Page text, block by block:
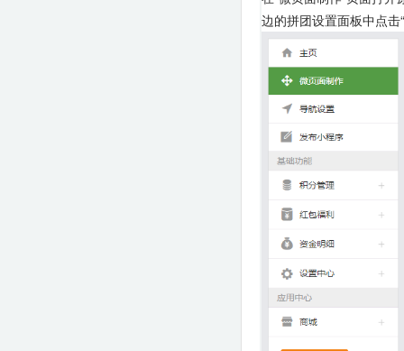
边的拼团设置面板中点